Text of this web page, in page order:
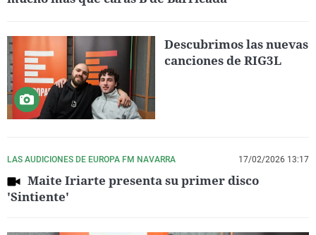
Descubrimos las nuevas
canciones de RIG3L
LAS AUDICIONES DE EUROPA FM NAVARRA 17/02/2026 13:17
Maite Iriarte presenta su primer disco
'Sintiente'